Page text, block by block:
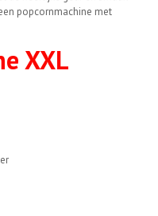
popcornmachine met
XXL